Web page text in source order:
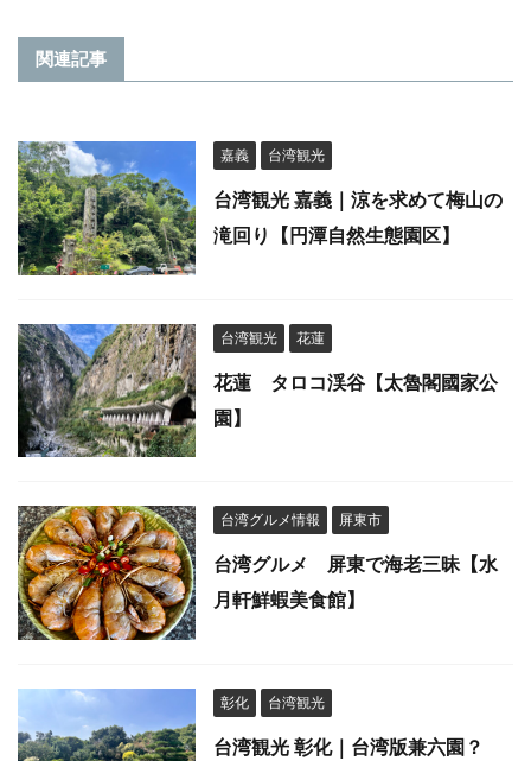
関連記事
嘉義 台湾観光
台湾観光 嘉義｜涼を求めて梅山の
滝回り【円潭自然生態園区】
台湾観光 花蓮
花蓮 タロコ渓谷【太魯閣國家公
園】
台湾グルメ情報 屏東市
台湾グルメ 屏東で海老三昧【水
月軒鮮蝦美食館】
彰化 台湾観光
台湾観光 彰化｜台湾版兼六園？